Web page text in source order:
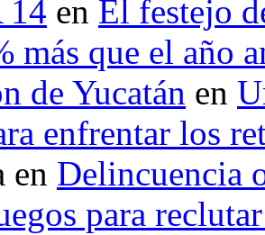
14 en El festejo
más que el año
de Yucatán en
enfrentar los
en Delincuencia
para